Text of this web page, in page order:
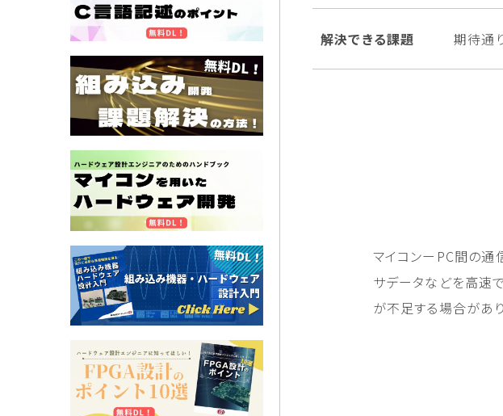
解決できる課題 期待通
マイコンーPC間の通
サデータなどを高速
が不足する場合があり